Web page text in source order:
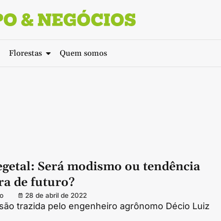
Florestas Quem somos
Será modismo ou tendência
de futuro?
28 de abril de 2022
trazida pelo engenheiro agrônomo Décio Luiz